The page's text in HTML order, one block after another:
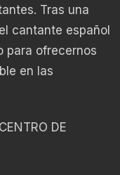
Tras una
cantante español
para ofrecernos
en las
DE